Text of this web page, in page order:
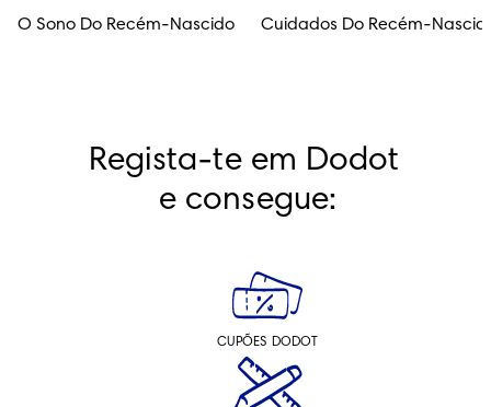
O Sono Do Recém-Nascido Cuidados Do Recém-
Regista-te em Dodot
e consegue:
CUPÕES DODOT